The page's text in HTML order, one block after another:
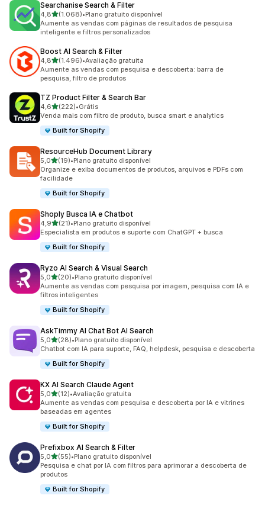
Searchanise Search & Filter
4,8de 5 estrelas
(1.068)
1068 avaliações ao todo
•Plano gratuito disponível
Aumente as vendas com páginas de resultados de pesquisa
inteligente e filtros personalizados
Boost AI Search & Filter
4,8de 5 estrelas
(1.496)
1496 avaliações ao todo
•Avaliação gratuita
Aumente as vendas com pesquisa e descoberta: barra de
pesquisa, filtro de produtos
TZ Product Filter & Search Bar
4,6de 5 estrelas
(222)
222 avaliações ao todo
•Grátis
Venda mais com filtro de produto, busca smart e analytics
Built for Shopify
ResourceHub Document Library
5,0de 5 estrelas
(19)
19 avaliações ao todo
•Plano gratuito disponível
Organize e exiba documentos de produtos, arquivos e PDFs com
facilidade
Built for Shopify
Shoply Busca IA e Chatbot
4,9de 5 estrelas
(21)
21 avaliações ao todo
•Plano gratuito disponível
Especialista em produtos e suporte com ChatGPT + busca
Built for Shopify
Ryzo AI Search & Visual Search
5,0de 5 estrelas
(20)
20 avaliações ao todo
•Plano gratuito disponível
Aumente as vendas com pesquisa por imagem, pesquisa com IA e
filtros inteligentes
Built for Shopify
AskTimmy AI Chat Bot AI Search
5,0de 5 estrelas
(28)
28 avaliações ao todo
•Plano gratuito disponível
Chatbot com IA para suporte, FAQ, helpdesk, pesquisa e descoberta
Built for Shopify
KX AI Search Claude Agent
5,0de 5 estrelas
(12)
12 avaliações ao todo
•Avaliação gratuita
Aumente as vendas com pesquisa e descoberta por IA e vitrines
baseadas em agentes
Built for Shopify
Prefixbox AI Search & Filter
5,0de 5 estrelas
(55)
55 avaliações ao todo
•Plano gratuito disponível
Pesquisa e chat por IA com filtros para aprimorar a descoberta de
produtos
Built for Shopify